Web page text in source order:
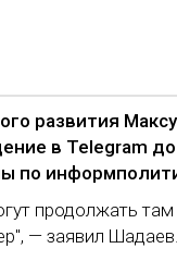
развития
в Telegram до
по
продолжать
— заявил Шадаев.